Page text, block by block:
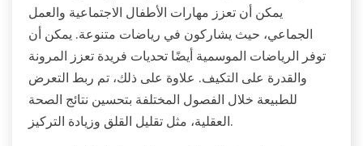
يمكن أن تعزز مهارات الأطفال الاجتماعية والعمل
الجماعي، حيث يشاركون في رياضات متنوعة. يمكن أن
توفر الرياضات الموسمية أيضًا تحديات فريدة تعزز المرونة
والقدرة على التكيف. علاوة على ذلك، تم ربط التعرض
للطبيعة خلال الفصول المختلفة بتحسين نتائج الصحة
العقلية، مثل تقليل القلق وزيادة التركيز.